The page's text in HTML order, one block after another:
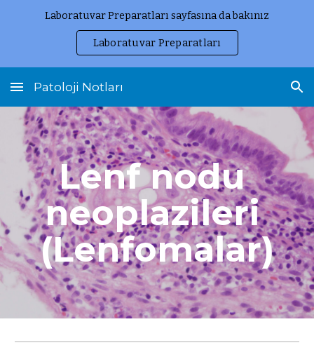
Laboratuvar Preparatları sayfasına da bakınız
Laboratuvar Preparatları
Patoloji Notları
Lenf nodu
neoplazileri
(Lenfomalar)